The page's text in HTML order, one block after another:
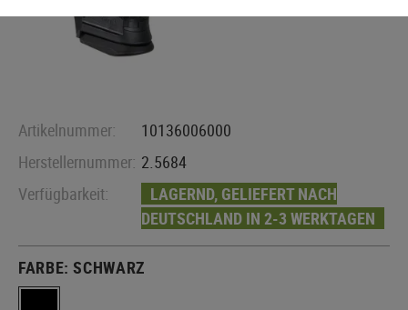
Artikelnummer:
10136006000
Herstellernummer: 2.5684
Verfügbarkeit:
LAGERND, GELIEFERT NACH
DEUTSCHLAND IN 2-3 WERKTAGEN
FARBE:SCHWARZ